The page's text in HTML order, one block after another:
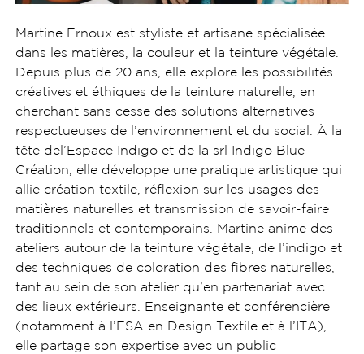
Martine Ernoux est styliste et artisane spécialisée
dans les matières, la couleur et la teinture végétale.
Depuis plus de 20 ans, elle explore les possibilités
créatives et éthiques de la teinture naturelle, en
cherchant sans cesse des solutions alternatives
respectueuses de l’environnement et du social. À la
tête del’Espace Indigo et de la srl Indigo Blue
Création, elle développe une pratique artistique qui
allie création textile, réflexion sur les usages des
matières naturelles et transmission de savoir-faire
traditionnels et contemporains. Martine anime des
ateliers autour de la teinture végétale, de l’indigo et
des techniques de coloration des fibres naturelles,
tant au sein de son atelier qu’en partenariat avec
des lieux extérieurs. Enseignante et conférencière
(notamment à l’ESA en Design Textile et à l’ITA),
elle partage son expertise avec un public